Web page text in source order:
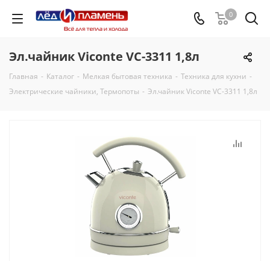
0
Эл.чайник Viconte VC-3311 1,8л
Главная - Каталог - Мелкая бытовая техника - Техника для кухни -
Электрические чайники, Термопоты - Эл.чайник Viconte VC-3311 1,8л